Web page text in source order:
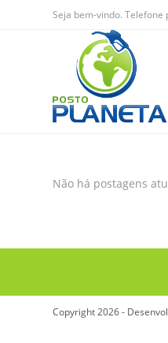
Seja bem-vindo.
Não há postagens
Copyright 2026 -